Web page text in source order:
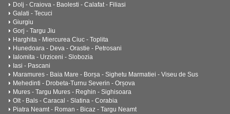
Dolj - Craiova - Baolesti - Calafat - Filiasi
Galati - Tecuci
Giurgiu
Gorj - Targu Jiu
Harghita - Miercurea Ciuc - Toplita
Hunedoara - Deva - Orastie - Petrosani
Ialomita - Urziceni - Slobozia
Iasi - Pascani
Maramures - Baia Mare - Borșa - Sighetu Marmatiei - Viseu de Sus
Mehedinti - Drobeta-Turnu Severin - Orșova
Mures - Targu Mures - Reghin - Sighisoara
Olt - Bals - Caracal - Slatina - Corabia
Piatra Neamt - Roman - Bicaz - Targu Neamt